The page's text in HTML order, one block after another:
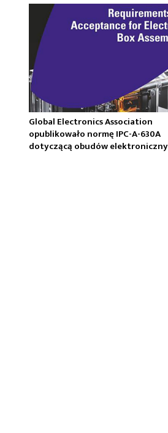
Global Electronics Association
opublikowało normę IPC-A-630A
dotyczącą obudów